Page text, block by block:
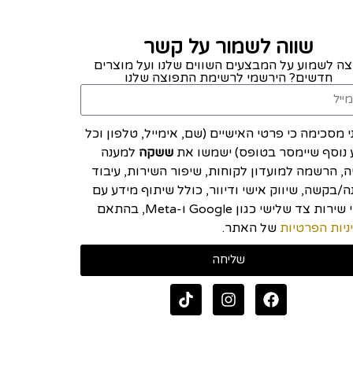
שווה לשמור על קשר
לשמוע על המבצעים השווים שלנו ועל מוצרים
חדשים? הירשמי לרשימת התפוצה שלנו
מסכימה כי פרטי האישיים (שם, אימייל, טלפון וכל
נוסף שיימסר בטופס) ישמשו אתששקה למענה
הרשמה למועדון לקוחות, שיפור השירות, עיבוד
בקשה, שיווק אישי ודיוור, כולל שיתוף מידע עם
ספקי שירות צד שלישי כגון Google ו-Meta, בהתאם
הפרטיות של האתר.
שליחה